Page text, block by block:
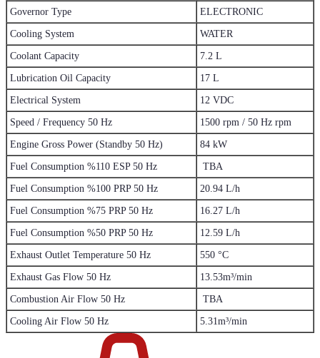
Governor Type ELECTRONIC
Cooling System WATER
Coolant Capacity 7.2 L
Lubrication Oil Capacity 17 L
Electrical System 12 VDC
Speed / Frequency 50 Hz 1500 rpm / 50 Hz rpm
Engine Gross Power (Standby 50 Hz) 84 kW
Fuel Consumption %110 ESP 50 Hz TBA
Fuel Consumption %100 PRP 50 Hz 20.94 L/h
Fuel Consumption %75 PRP 50 Hz 16.27 L/h
Fuel Consumption %50 PRP 50 Hz 12.59 L/h
Exhaust Outlet Temperature 50 Hz 550 °C
Exhaust Gas Flow 50 Hz 13.53m³/min
Combustion Air Flow 50 Hz TBA
Cooling Air Flow 50 Hz 5.31m³/min